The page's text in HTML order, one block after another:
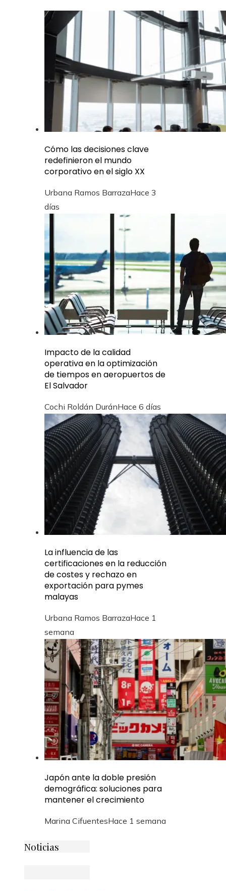
Cómo las decisiones clave
redefinieron el mundo
corporativo en el siglo XX
Urbana Ramos BarrazaHace 3
días
Impacto de la calidad
operativa en la optimización
de tiempos en aeropuertos de
El Salvador
Cochi Roldán DuránHace 6 días
La influencia de las
certificaciones en la reducción
de costes y rechazo en
exportación para pymes
malayas
Urbana Ramos BarrazaHace 1
semana
Japón ante la doble presión
demográfica: soluciones para
mantener el crecimiento
Marina CifuentesHace 1 semana
Noticias